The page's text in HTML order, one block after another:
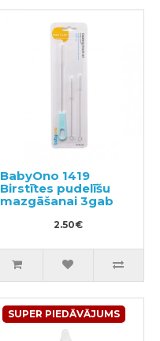
BabyOno 1419
Birstītes pudelīšu
mazgāšanai 3gab
2.50€
SUPER PIEDĀVĀJUMS